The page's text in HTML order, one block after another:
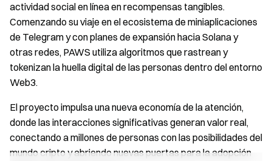
actividad social en línea en recompensas tangibles.
Comenzando su viaje en el ecosistema de miniaplicaciones
de Telegram y con planes de expansión hacia Solana y
otras redes, PAWS utiliza algoritmos que rastrean y
tokenizan la huella digital de las personas dentro del entorno
Web3.
El proyecto impulsa una nueva economía de la atención,
donde las interacciones significativas generan valor real,
conectando a millones de personas con las posibilidades del
mundo cripto y abriendo nuevas puertas para la adopción